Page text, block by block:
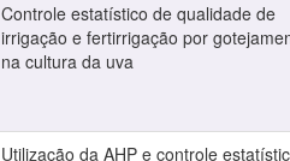
Controle estatístico de qualidade de
irrigação e fertirrigação por
na cultura da uva
Utilização da AHP e controle